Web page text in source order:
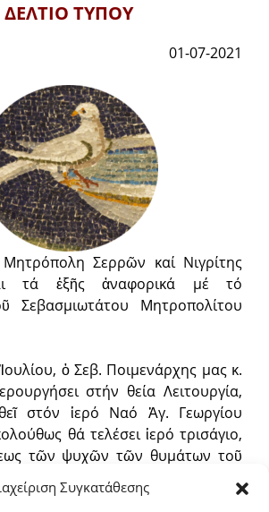
Συγκατάθεσης
ΔΕΛΤΙΟ ΤΥΠΟΥ
01-07-2021
Σερρῶν καί Νιγρίτης
τά ἑξῆς ἀναφορικά μέ τό
Σεβασμιωτάτου Μητροπολίτου
ὁ Σεβ. Ποιμενάρχης μας κ.
στήν θεία Λειτουργία,
στόν ἱερό Ναό Ἁγ. Γεωργίου
θά τελέσει ἱερό τρισάγιο,
τῶν ψυχῶν τῶν θυμάτων τοῦ
τῆς Νιγρίτης, μέ ἀφορμή τήν
108 ἐτῶν.